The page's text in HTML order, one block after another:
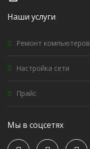
Наши услуги
Ремонт компьютеров
Настройка сети
Прайс
Мы в соцсетях